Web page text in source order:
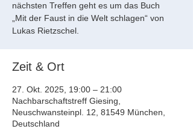
nächsten Treffen geht es um das Buch
„Mit der Faust in die Welt schlagen“ von
Lukas Rietzschel.
Zeit & Ort
27. Okt. 2025, 19:00 – 21:00
Nachbarschaftstreff Giesing,
Neuschwansteinpl. 12, 81549 München,
Deutschland